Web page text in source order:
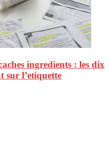
ingredients : les dix
sur l’etiquette